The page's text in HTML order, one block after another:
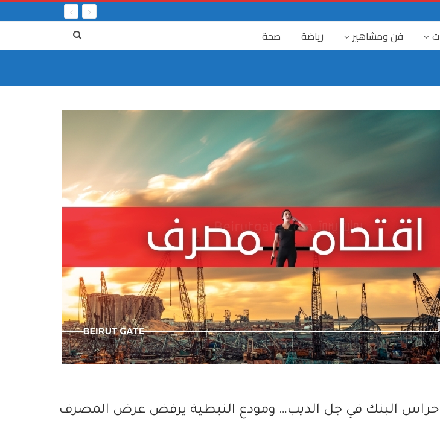
فن ومشاهير رياضة صحة
البنك في جل الديب… ومودع النبطية يرفض عرض المصرف
٤ آب
يحدث ذلك كلّه”… لكنّه حدث
٤ آب
٤ آب، مناسبة سقوط الآلهة المتخمة بالتفاهة